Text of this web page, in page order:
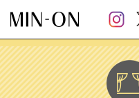
HOME ＞ 公演案内